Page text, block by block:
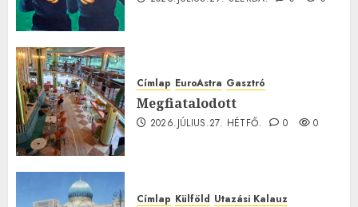
Címlap EuroAstra Gasztró
Megfiatalodott
2026.JÚLIUS.27. HÉTFŐ. 0 0
Címlap Külföld Utazási Kalauz